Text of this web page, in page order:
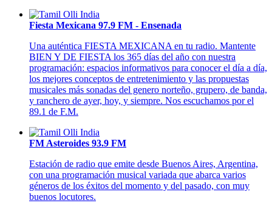
Fiesta Mexicana 97.9 FM - Ensenada
Una auténtica FIESTA MEXICANA en tu radio. Mantente
BIEN Y DE FIESTA los 365 días del año con nuestra
programación: espacios informativos para conocer el día a día,
los mejores conceptos de entretenimiento y las propuestas
musicales más sonadas del genero norteño, grupero, de banda,
y ranchero de ayer, hoy, y siempre. Nos escuchamos por el
89.1 de F.M.
FM Asteroides 93.9 FM
Estación de radio que emite desde Buenos Aires, Argentina,
con una programación musical variada que abarca varios
géneros de los éxitos del momento y del pasado, con muy
buenos locutores.